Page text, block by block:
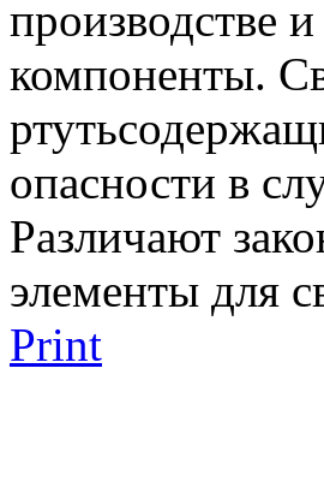
производстве
компоненты.
опасности в
Различают
элементы для
Print